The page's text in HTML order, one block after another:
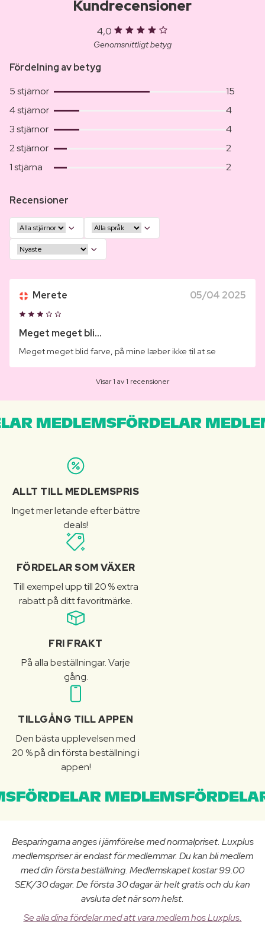
Kundrecensioner
4,0
Genomsnittligt betyg
Fördelning av betyg
5 stjärnor
15
4 stjärnor
4
3 stjärnor
4
2 stjärnor
2
1 stjärna
2
Recensioner
Merete 05/04 2025
Meget meget bli...
Meget meget blid farve, på mine læber ikke til at se
Visar 1 av 1 recensioner
MEDLEMSFÖRDELAR
ALLT TILL MEDLEMSPRIS
Inget mer letande efter bättre
deals!
FÖRDELAR SOM VÄXER
Till exempel upp till 20 % extra
rabatt på ditt favoritmärke.
FRI FRAKT
På alla beställningar. Varje
gång.
TILLGÅNG TILL APPEN
Den bästa upplevelsen med
20 % på din första beställning i
appen!
Besparingarna anges i jämförelse med normalpriset. Luxplus
medlemspriser är endast för medlemmar. Du kan bli medlem
med din första beställning. Medlemskapet kostar 99.00
SEK/30 dagar. De första 30 dagar är helt gratis och du kan
avsluta det när som helst.
Se alla dina fördelar med att vara medlem hos Luxplus.